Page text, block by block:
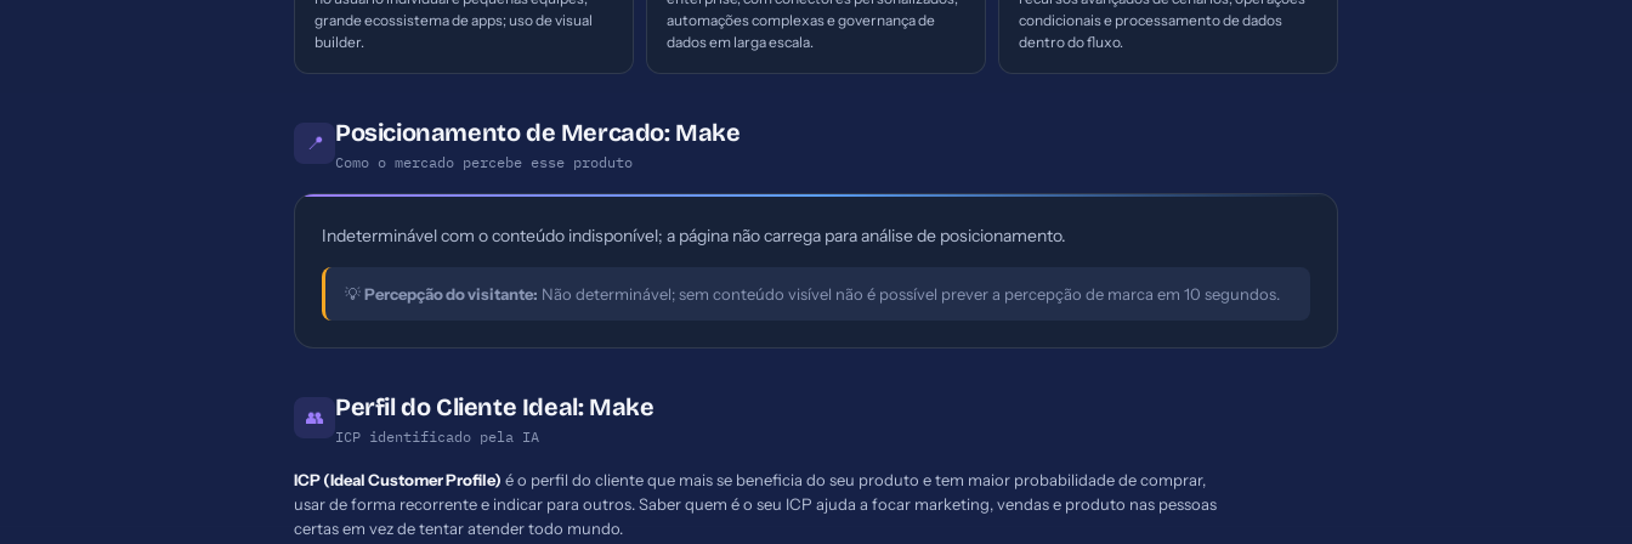
grande ecossistema de apps; uso de visual
builder.
automações complexas e governança de
dados em larga escala.
condicionais e processamento de dados
dentro do fluxo.
📍 Posicionamento de Mercado: Make
Como o mercado percebe esse produto
Indeterminável com o conteúdo indisponível; a página não carrega para análise de posicionamento.
💡Percepção do visitante: Não determinável; sem conteúdo visível não é possível prever a percepção de marca em 10 segundos.
👥 Perfil do Cliente Ideal: Make
ICP identificado pela IA
ICP (Ideal Customer Profile) é o perfil do cliente que mais se beneficia do seu produto e tem maior probabilidade de comprar,
usar de forma recorrente e indicar para outros. Saber quem é o seu ICP ajuda a focar marketing, vendas e produto nas pessoas
certas em vez de tentar atender todo mundo.